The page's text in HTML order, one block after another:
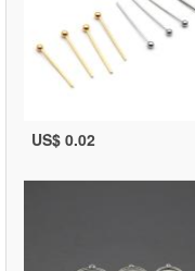
US$ 0.02